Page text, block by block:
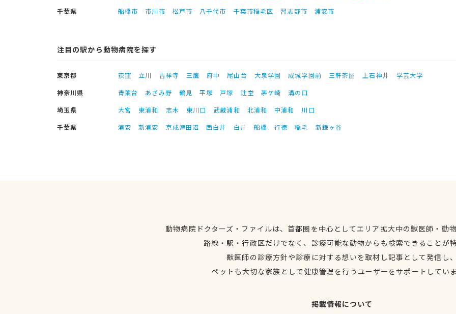
千葉県
船橋市 市川市 松戸市 八千代市 千葉市稲毛区 習志野市 浦安市
注目の駅から動物病院を探す
東京都 荻窪 立川 吉祥寺 三鷹 府中 尾山台 大泉学園 成城学園前 三軒茶屋 上石神井
学芸大学
神奈川県
青葉台 あざみ野 鶴見 平塚 戸塚 辻堂 茅ケ崎
溝の口
埼玉県
大宮 東浦和 志木 東川口 武蔵浦和 北浦和 中浦和
川口
千葉県
浦安 新浦安 京成津田沼 西白井 白井 船橋 行徳 稲毛 新鎌ヶ谷
動物病院ドクターズ・ファイルは、首都圏を中心としてエリア拡大中の獣医師・動
路線・駅・行政区だけでなく、診療可能な動物からも検索できることが
獣医師の診療方針や診療に対する想いを取材し記事として発信し
ペットも大切な家族として健康管理を行うユーザーをサポートしてい
掲載情報について